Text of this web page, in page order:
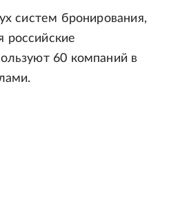
систем бронирования,
российские
60 компаний в